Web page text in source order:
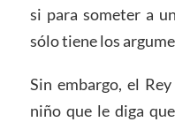
si para someter a
sólo tiene los
Sin embargo, el
niño que le diga